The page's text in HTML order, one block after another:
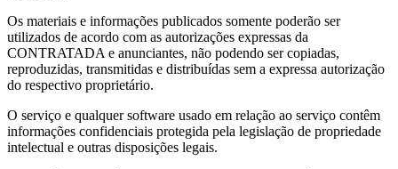
Os materiais e informações publicados somente poderão ser
utilizados de acordo com as autorizações expressas da
CONTRATADA e anunciantes, não podendo ser copiadas,
reproduzidas, transmitidas e distribuídas sem a expressa autorização
do respectivo proprietário.
O serviço e qualquer software usado em relação ao serviço contêm
informações confidenciais protegida pela legislação de propriedade
intelectual e outras disposições legais.